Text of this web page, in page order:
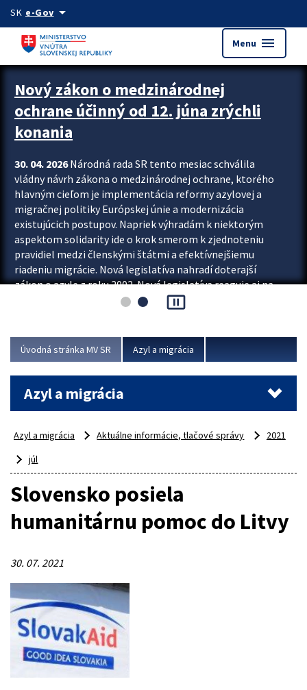
Preskocit na hlavný obsah
SK e-Govarrow_drop_down
Menu menu
Zastavit automatický posun upútavok
Nový zákon o medzinárodnej
ochrane účinný od 12. júna zrýchli
konania
30. 04. 2026Národná rada SR tento mesiac schválila
vládny návrh zákona o medzinárodnej ochrane, ktorého
hlavným cieľom je implementácia reformy azylovej a
migračnej politiky Európskej únie a modernizácia
existujúcich postupov. Napriek výhradám k niektorým
aspektom solidarity ide o krok smerom k zjednoteniu
pravidiel medzi členskými štátmi a efektívnejšiemu
riadeniu migrácie. Nová legislatíva nahradí doterajší
zákon o azyle z roku 2002. Nová legislatíva reaguje aj na
vývoj posledného desaťročia, počas...
pause_presentation
Úvodná stránka MV SR Azyl a migrácia
Azyl a migrácia
Azyl a migrácia Aktuálne informácie, tlačové správy
2021
júl
Slovensko posiela
humanitárnu pomoc do Litvy
30. 07. 2021